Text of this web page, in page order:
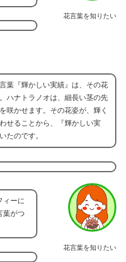
花言葉を知りたい
葉『輝かしい実績』は、その花
ハナトラノオは、細長い茎の先
咲かせます。その花姿が、輝く
せることから、『輝かしい実
たのです。
花言葉を知りたい
ィーに
葉がつ